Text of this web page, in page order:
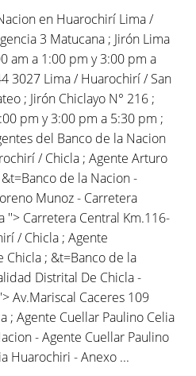
en Huarochirí Lima /
3 Matucana ; Jirón Lima
am a 1:00 pm y 3:00 pm a
3027 Lima / Huarochirí / San
; Jirón Chiclayo N° 216 ;
pm y 3:00 pm a 5:30 pm ;
del Banco de la Nacion
/ Chicla ; Agente Arturo
de la Nacion -
Munoz - Carretera
''> Carretera Central Km.116-
/ Chicla ; Agente
; &t=Banco de la
Distrital De Chicla -
Av.Mariscal Caceres 109
; Agente Cuellar Paulino Celia
- Agente Cuellar Paulino
Huarochiri - Anexo ...